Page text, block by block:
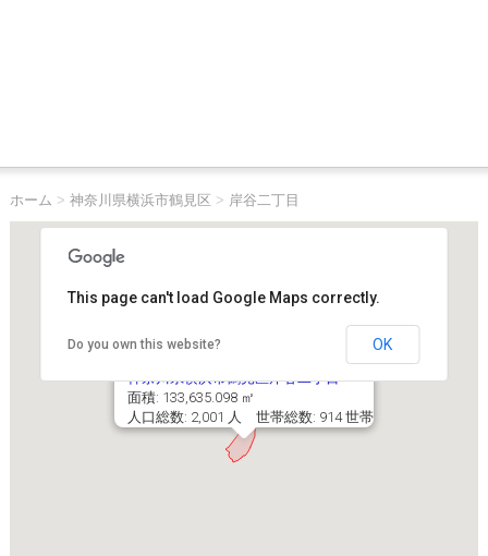
ホーム > 神奈川県横浜市鶴見区 > 岸谷二丁目
神奈川県横浜市鶴見区岸谷二丁目
面積: 133,635.098 ㎡
人口総数: 2,001 人 世帯総数: 914 世帯
This page can't load Google Maps correctly.
Do you own this website? OK